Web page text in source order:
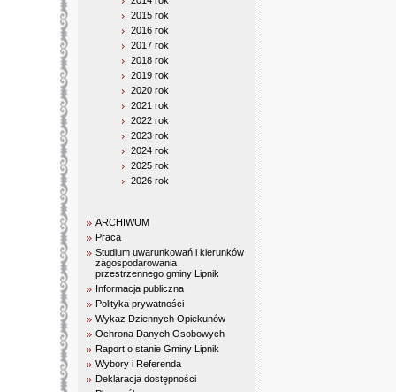
2015 rok
2016 rok
2017 rok
2018 rok
2019 rok
2020 rok
2021 rok
2022 rok
2023 rok
2024 rok
2025 rok
2026 rok
ARCHIWUM
Praca
Studium uwarunkowań i kierunków
zagospodarowania
przestrzennego gminy Lipnik
Informacja publiczna
Polityka prywatności
Wykaz Dziennych Opiekunów
Ochrona Danych Osobowych
Raport o stanie Gminy Lipnik
Wybory i Referenda
Deklaracja dostępności